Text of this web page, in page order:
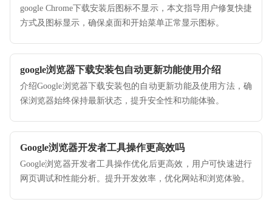
google Chrome下载安装后图标不显示，本文指导用户修复快捷
方式及图标显示，确保桌面和开始菜单正常显示图标。
google浏览器下载安装包自动更新功能使用介绍
介绍Google浏览器下载安装包的自动更新功能及使用方法，确
保浏览器始终保持最新状态，提升安全性和功能体验。
Google浏览器开发者工具操作更高效吗
Google浏览器开发者工具操作优化后更高效，用户可快速进行
网页调试和性能分析。提升开发效率，优化网站和浏览体验。